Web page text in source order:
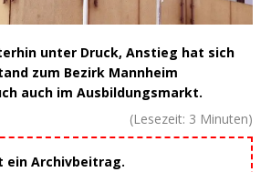
unter Druck, Anstieg hat sich
zum Bezirk Mannheim
auch im Ausbildungsmarkt.
(Lesezeit: 3 Minuten)
ein Archivbeitrag.